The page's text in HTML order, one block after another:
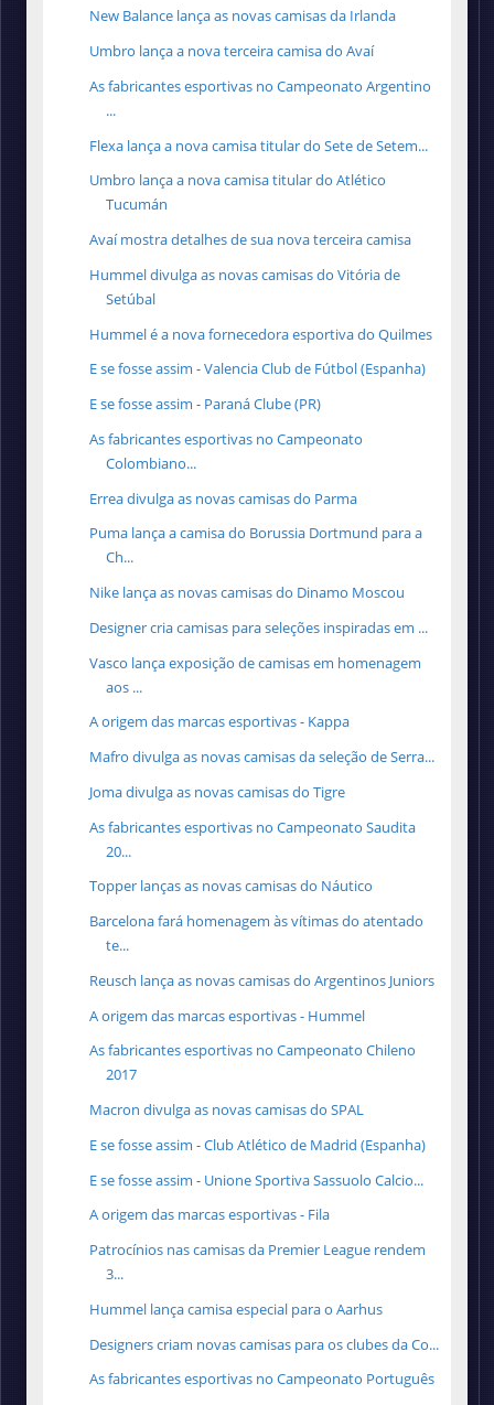
New Balance lança as novas camisas da Irlanda
Umbro lança a nova terceira camisa do Avaí
As fabricantes esportivas no Campeonato Argentino
...
Flexa lança a nova camisa titular do Sete de Setem...
Umbro lança a nova camisa titular do Atlético
Tucumán
Avaí mostra detalhes de sua nova terceira camisa
Hummel divulga as novas camisas do Vitória de
Setúbal
Hummel é a nova fornecedora esportiva do Quilmes
E se fosse assim - Valencia Club de Fútbol (Espanha)
E se fosse assim - Paraná Clube (PR)
As fabricantes esportivas no Campeonato
Colombiano...
Errea divulga as novas camisas do Parma
Puma lança a camisa do Borussia Dortmund para a
Ch...
Nike lança as novas camisas do Dinamo Moscou
Designer cria camisas para seleções inspiradas em ...
Vasco lança exposição de camisas em homenagem
aos ...
A origem das marcas esportivas - Kappa
Mafro divulga as novas camisas da seleção de Serra...
Joma divulga as novas camisas do Tigre
As fabricantes esportivas no Campeonato Saudita
20...
Topper lanças as novas camisas do Náutico
Barcelona fará homenagem às vítimas do atentado
te...
Reusch lança as novas camisas do Argentinos Juniors
A origem das marcas esportivas - Hummel
As fabricantes esportivas no Campeonato Chileno
2017
Macron divulga as novas camisas do SPAL
E se fosse assim - Club Atlético de Madrid (Espanha)
E se fosse assim - Unione Sportiva Sassuolo Calcio...
A origem das marcas esportivas - Fila
Patrocínios nas camisas da Premier League rendem
3...
Hummel lança camisa especial para o Aarhus
Designers criam novas camisas para os clubes da Co...
As fabricantes esportivas no Campeonato Português